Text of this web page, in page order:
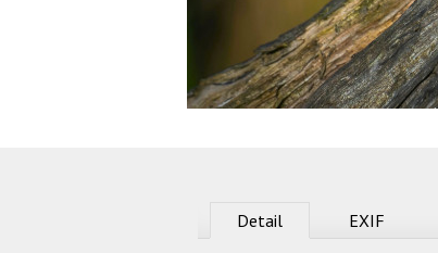
Detail EXIF